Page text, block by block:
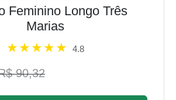
Feminino Longo Três
Marias
4.8
90,32